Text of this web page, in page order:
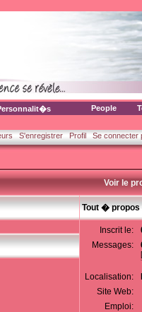
People
S'enregistrer Profil Se
Voir le
Tout � propos
Inscrit le:
Messages:
Localisation:
Site Web:
Emploi: